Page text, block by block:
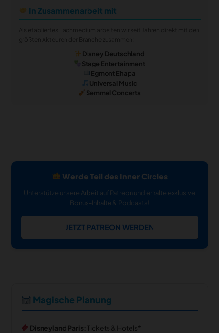
In Zusammenarbeit mit
Disney Deutschland
Stage Entertainment
Egmont Ehapa
Universal Music
Semmel Concerts
Werde Teil des Inner Circles
Unterstütze unsere Arbeit auf Patreon und erhalte exklusive
Bonus-Inhalte & Podcasts!
JETZT PATREON WERDEN
Magische Planung
Disneyland Paris: Tickets & Hotels